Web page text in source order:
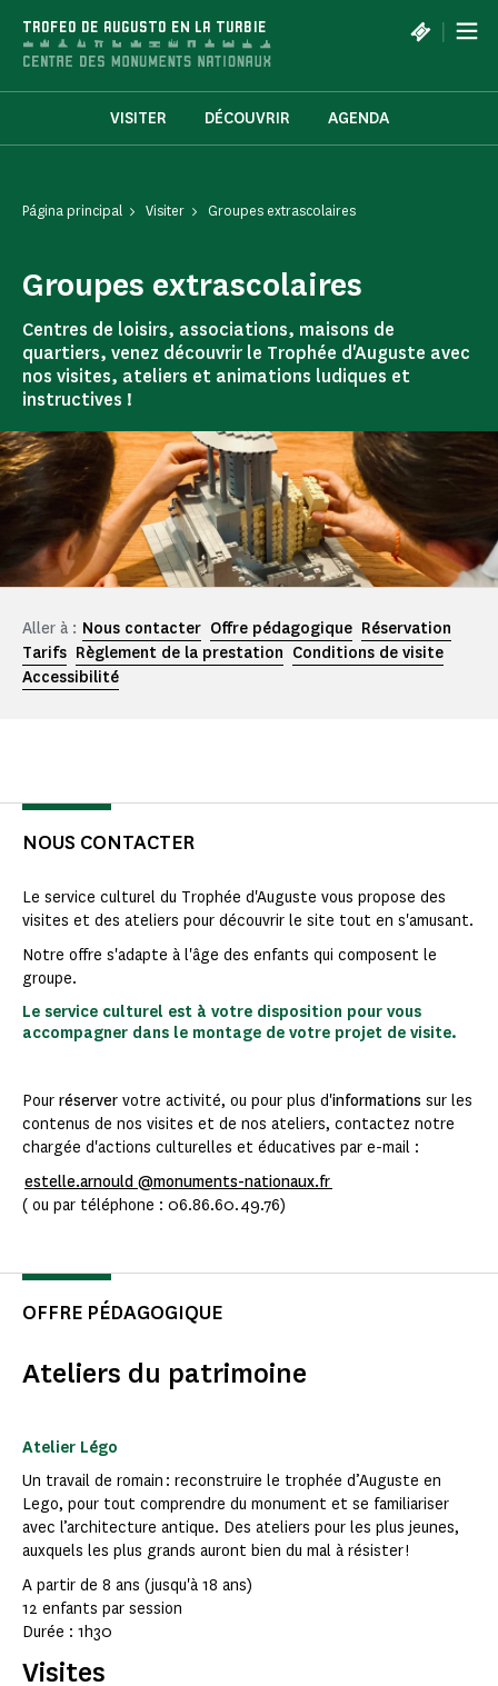
TROFEO DE AUGUSTO EN LA TURBIE |
VISITER DÉCOUVRIR AGENDA
Página principal Visiter Groupes extrascolaires
Groupes extrascolaires
Centres de loisirs, associations, maisons de
quartiers, venez découvrir le Trophée d'Auguste avec
nos visites, ateliers et animations ludiques et
instructives !
Aller à : Nous contacter Offre pédagogique Réservation
Tarifs Règlement de la prestation Conditions de visite
Accessibilité
NOUS CONTACTER
Le service culturel du Trophée d'Auguste vous propose des
visites et des ateliers pour découvrir le site tout en s'amusant.
Notre offre s'adapte à l'âge des enfants qui composent le
groupe.
Le service culturel est à votre disposition pour vous
accompagner dans le montage de votre projet de visite.
Pour réserver votre activité, ou pour plus d'informations sur les
contenus de nos visites et de nos ateliers, contactez notre
chargée d'actions culturelles et éducatives par e-mail :
estelle.arnould @monuments-nationaux.fr
( ou par téléphone : 06.86.60.49.76)
OFFRE PÉDAGOGIQUE
Ateliers du patrimoine
Atelier Légo
Un travail de romain : reconstruire le trophée d’Auguste en
Lego, pour tout comprendre du monument et se familiariser
avec l’architecture antique. Des ateliers pour les plus jeunes,
auxquels les plus grands auront bien du mal à résister !
A partir de 8 ans (jusqu'à 18 ans)
12 enfants par session
Durée : 1h30
Visites